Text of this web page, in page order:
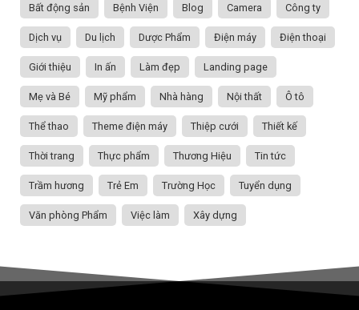
Bất động sản Bệnh Viện Blog Camera Công ty
Dịch vụ Du lịch Dược Phẩm Điện máy Điện thoại
Giới thiệu In ấn Làm đẹp Landing page
Mẹ và Bé Mỹ phẩm Nhà hàng Nội thất Ô tô
Thể thao Theme điện máy Thiệp cưới Thiết kế
Thời trang Thực phẩm Thương Hiệu Tin tức
Trầm hương Trẻ Em Trường Học Tuyển dụng
Văn phòng Phẩm Việc làm Xây dựng